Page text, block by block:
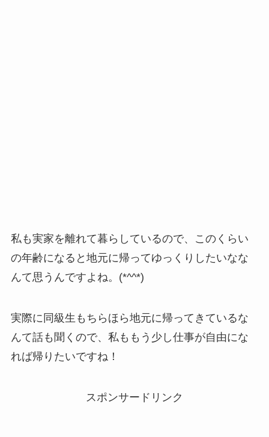
私も実家を離れて暮らしているので、このくらい
の年齢になると地元に帰ってゆっくりしたいなな
んて思うんですよね。(*^^*)
実際に同級生もちらほら地元に帰ってきているな
んて話も聞くので、私ももう少し仕事が自由にな
れば帰りたいですね！
スポンサードリンク